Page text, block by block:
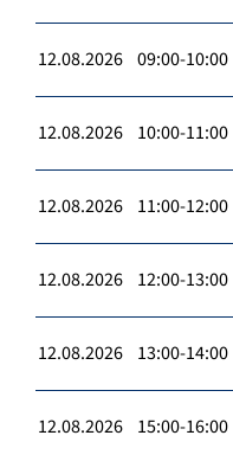
12.08.2026 09:00-10:00
12.08.2026 10:00-11:00
12.08.2026 11:00-12:00
12.08.2026 12:00-13:00
12.08.2026 13:00-14:00
12.08.2026 15:00-16:00